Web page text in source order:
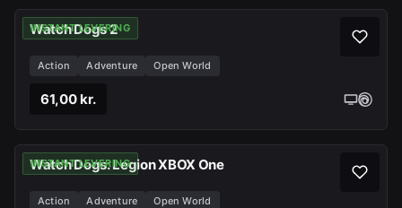
INSTANT LEVERING
Watch Dogs 2
Action Adventure Open World
61,00 kr.
INSTANT LEVERING
Watch Dogs: Legion XBOX One
Action Adventure Open World